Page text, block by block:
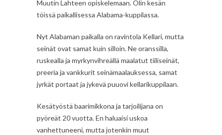
Muutin Lahteen opiskelemaan. Olin kesän
töissä paikallisessa Alabama-kuppilassa.
Nyt Alabaman paikalla on ravintola Kellari, mutta
seinät ovat samat kuin silloin. Ne oranssilla,
ruskealla ja myrkynvihreällä maalatut tiiliseinät,
preeria ja vankkurit seinämaalauksessa, samat
jyrkät portaat ja jykevä puuovi kellarikuppilaan.
Kesätyöstä baarimikkona ja tarjoilijana on
pyöreät 20 vuotta. En haluaisi uskoa
vanhettuneeni, mutta jotenkin muut